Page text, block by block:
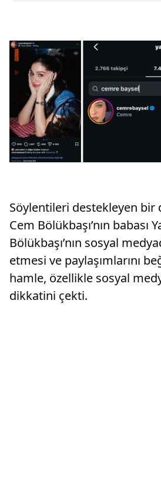
Söylentileri destekleyen bir
Cem Bölükbaşı’nın babası
Bölükbaşı’nın sosyal
etmesi ve paylaşımlarını
hamle, özellikle sosyal
dikkatini çekti.